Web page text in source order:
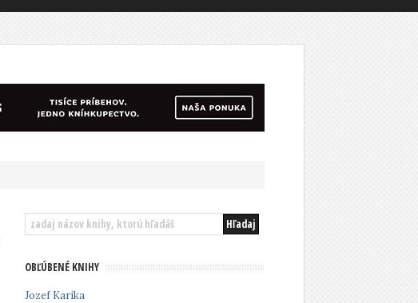
OBĽÚBENÉ KNIHY
Jozef Karika